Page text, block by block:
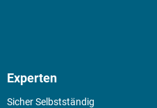
Experten
Sicher Selbstständig